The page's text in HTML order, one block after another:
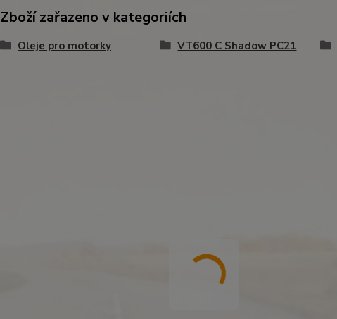
Zboží zařazeno v kategoriích
Oleje pro motorky VT600 C Shadow PC21